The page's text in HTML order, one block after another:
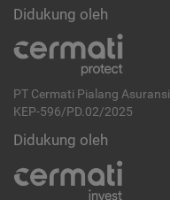
Didukung oleh
PT Cermati Pialang Asuransi
KEP-596/PD.02/2025
Didukung oleh